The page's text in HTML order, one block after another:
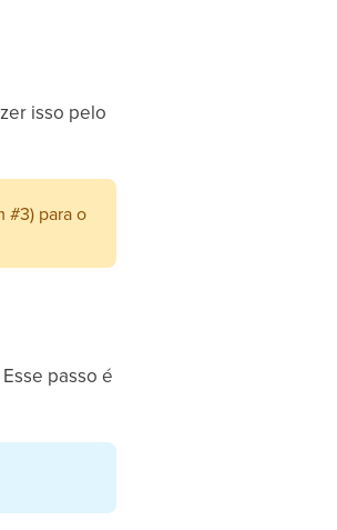
isso pelo
#3) para o
passo é